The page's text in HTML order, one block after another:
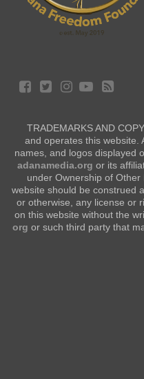
TRADEMARKS AND
and operates this website.
names, and logos displayed
adanamedia.org or its
under Ownership of
website should be construed
or otherwise, any license or
on this website without the
org or such third party that